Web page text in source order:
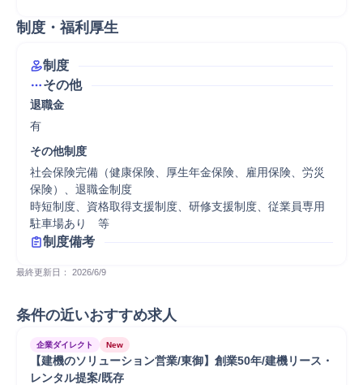
制度・福利厚生
制度
その他
退職金
有
その他制度
社会保険完備（健康保険、厚生年金保険、雇用保険、労災
保険）、退職金制度
時短制度、資格取得支援制度、研修支援制度、従業員専用
駐車場あり　等
制度備考
最終更新日： 2026/6/9
条件の近いおすすめ求人
企業ダイレクト New
【建機のソリューション営業/東御】創業50年/建機リース・
レンタル提案/既存